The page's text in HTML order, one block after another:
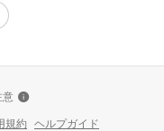
意
規約 ヘルプガイド